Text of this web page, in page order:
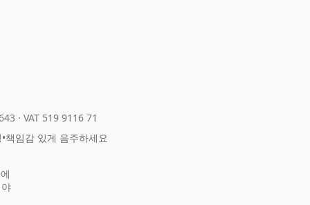
· VAT 519 9116 71
•책임감 있게 음주하세요